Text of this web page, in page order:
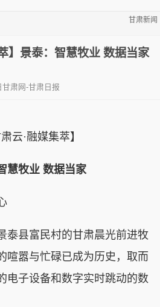
甘肃新闻
】景泰：智慧牧业 数据当家
肃网-甘肃日报
肃云·融媒集萃】
慧牧业 数据当家
县富民村的甘肃晨光前进牧
喧嚣与忙碌已成为历史，取而
电子设备和数字实时跳动的数